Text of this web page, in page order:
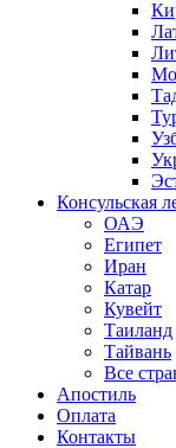
Консульская
ОАЭ
Египет
Иран
Катар
Кувейт
Таиланд
Тайвань
Все
Апостиль
Оплата
Контакты